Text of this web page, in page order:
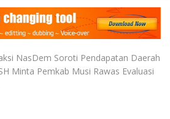
NasDem Soroti Pendapatan Daerah
Minta Pemkab Musi Rawas Evaluasi